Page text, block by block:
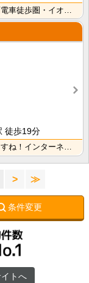
旭エリアのひとり暮らし向けのお部屋です！路面電車徒歩圏・イオン旭町店も近く、便利な立地です！ キッチ･･･
徒歩19分
バス・トイレ別なので、ゆったり湯船に浸かれますね！インターネット月額接続使用無料なので、月々の生活費･･･
> ≫
条件変更
トへ